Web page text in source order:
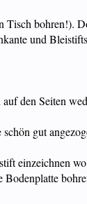
Tisch bohren!).
und
den Seiten
gut
einzeichnen